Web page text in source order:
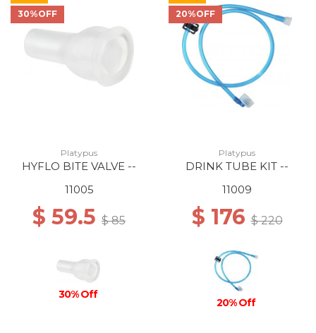
30%OFF
Platypus
HYFLO BITE VALVE --
11005
$ 59.5 $ 85
30% Off
20%OFF
Platypus
DRINK TUBE KIT --
11009
$ 176$ 220
20% Off